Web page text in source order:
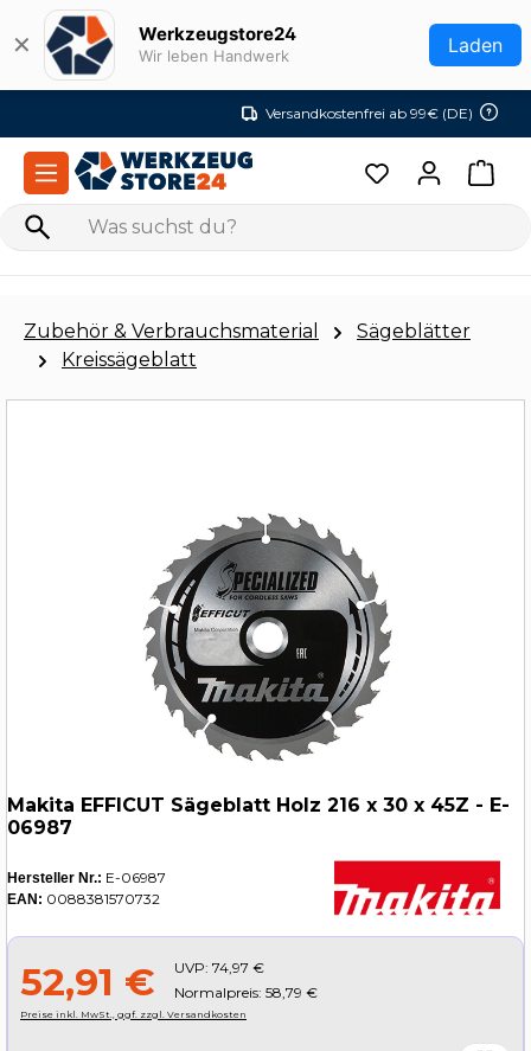
Zum Hauptinhalt springen
✕ Werkzeugstore24
Wir leben Handwerk Laden
Versandkostenfrei ab 99€ (DE)
Zubehör & Verbrauchsmaterial
Sägeblätter
Kreissägeblatt
Makita EFFICUT Sägeblatt Holz 216 x 30 x 45Z - E-
06987
Hersteller Nr.: E-06987
EAN: 0088381570732
52,91 € UVP: 74,97 €
Normalpreis: 58,79 €
Preise inkl. MwSt., ggf. zzgl. Versandkosten